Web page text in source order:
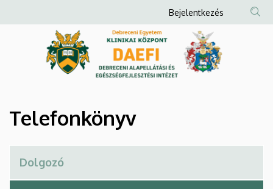
Debreceni
és
Egészségfejlesztési
Intézet
a
Anonim
Felhasználói
fiók
menüje
Bejelentkezés
Telefonkönyv